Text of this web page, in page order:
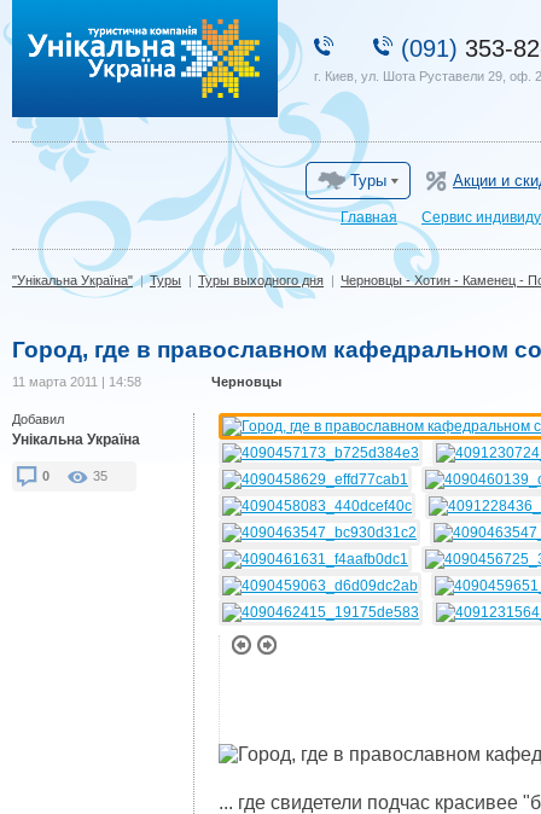
(091) 353-
г. Киев, ул. Шота Руставели 29, оф.
Туры Акции и
Главная Сервис
"Унікальна Україна" | Туры | Туры выходного дня | Черновцы - Хотин - Каменец -
Город, где в православном кафедральном
11 марта 2011 | 14:58 Черновцы
Добавил
Унікальна Україна
0 35
... где свидетели подчас красивее